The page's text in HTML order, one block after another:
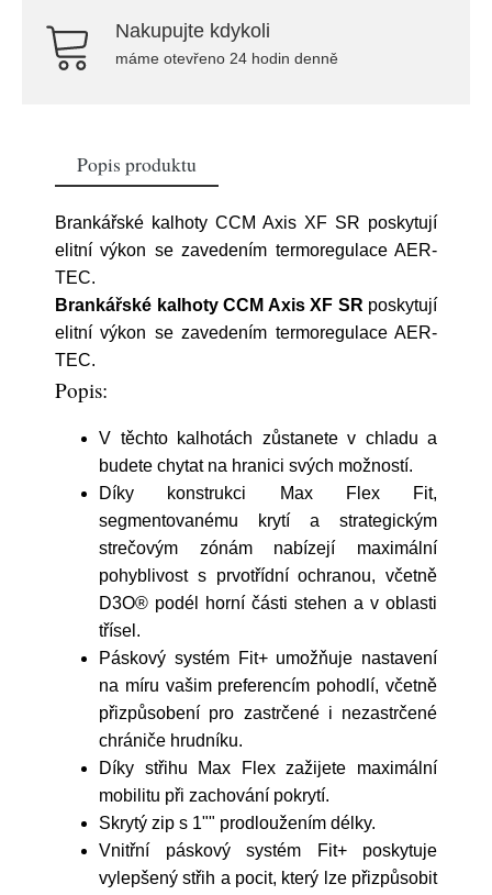
Nakupujte kdykoli
máme otevřeno 24 hodin denně
Popis produktu
Brankářské kalhoty CCM Axis XF SR poskytují
elitní výkon se zavedením termoregulace AER-
TEC.
Brankářské kalhoty CCM Axis XF SR poskytují
elitní výkon se zavedením termoregulace AER-
TEC.
Popis:
V těchto kalhotách zůstanete v chladu a
budete chytat na hranici svých možností.
Díky konstrukci Max Flex Fit,
segmentovanému krytí a strategickým
strečovým zónám nabízejí maximální
pohyblivost s prvotřídní ochranou, včetně
D3O® podél horní části stehen a v oblasti
třísel.
Páskový systém Fit+ umožňuje nastavení
na míru vašim preferencím pohodlí, včetně
přizpůsobení pro zastrčené i nezastrčené
chrániče hrudníku.
Díky střihu Max Flex zažijete maximální
mobilitu při zachování pokrytí.
Skrytý zip s 1"" prodloužením délky.
Vnitřní páskový systém Fit+ poskytuje
vylepšený střih a pocit, který lze přizpůsobit